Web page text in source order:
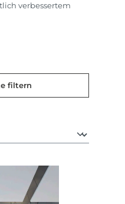
verbessertem
filtern